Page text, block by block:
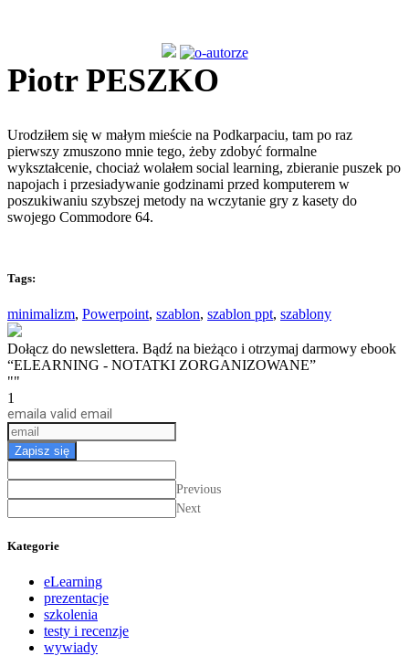
Piotr PESZKO
Urodziłem się w małym mieście na Podkarpaciu, tam po raz
pierwszy zmuszono mnie tego, żeby zdobyć formalne
wykształcenie, chociaż wolałem social learning, zbieranie puszek po
napojach i przesiadywanie godzinami przed komputerem w
poszukiwaniu szybszej metody na wczytanie gry z kasety do
swojego Commodore 64.
Tags:
minimalizm, Powerpoint, szablon, szablon ppt, szablony
Dołącz do newslettera. Bądź na bieżąco i otrzymaj darmowy ebook
“ELEARNING - NOTATKI ZORGANIZOWANE”
""
1
emaila valid email
Zapisz się
Previous
Next
Kategorie
eLearning
prezentacje
szkolenia
testy i recenzje
wywiady